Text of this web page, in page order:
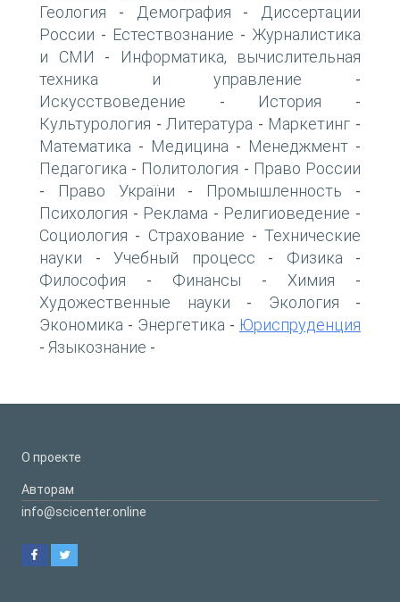
Геология - Демография -
Диссертации
России - Естествознание - Журналистика
и СМИ -
Информатика, вычислительная
техника и управление -
Искусствоведение - История -
Культурология - Литература - Маркетинг -
Математика - Медицина - Менеджмент -
Педагогика - Политология - Право России
- Право України - Промышленность -
Психология - Реклама - Религиоведение -
Социология - Страхование - Технические
науки - Учебный процесс - Физика -
Философия - Финансы - Химия -
Художественные науки - Экология -
Экономика - Энергетика - Юриспруденция
- Языкознание -
О проекте
Авторам
info@scicenter.online